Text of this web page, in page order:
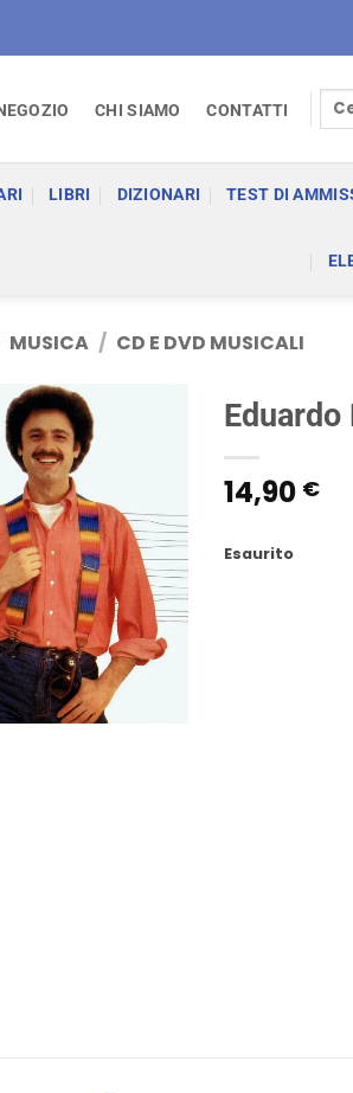
CHI SIAMO CONTATTI
LIBRI DIZIONARI TEST DI
MUSICA / CD E DVD MUSICALI
14,90 €
Esaurito